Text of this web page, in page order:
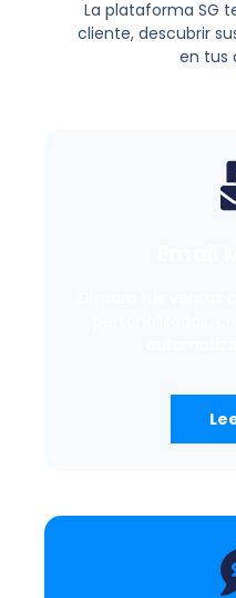
La plataforma SG
cliente, descubrir
en tus